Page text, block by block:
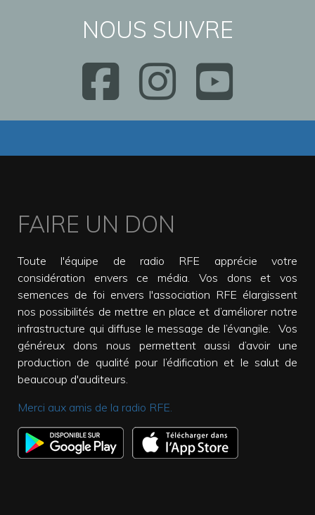
NOUS SUIVRE
FAIRE UN DON
Toute l'équipe de radio RFE apprécie votre
considération envers ce média. Vos dons et vos
semences de foi envers l'association RFE élargissent
nos possibilités de mettre en place et d’améliorer notre
infrastructure qui diffuse le message de l’évangile. Vos
généreux dons nous permettent aussi d’avoir une
production de qualité pour l’édification et le salut de
beaucoup d'auditeurs.
Merci aux amis de la radio RFE.